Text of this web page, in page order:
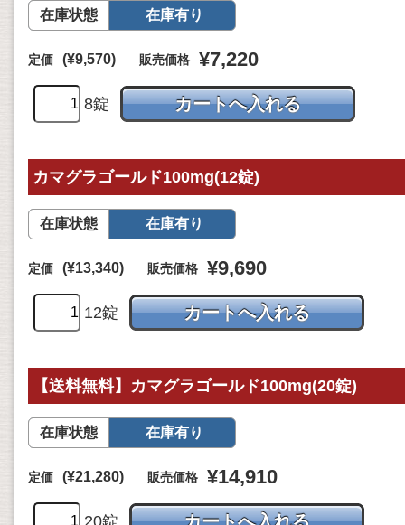
在庫状態 在庫有り
定価 (¥9,570) 販売価格 ¥7,220
8錠
カマグラゴールド100mg(12錠)
在庫状態 在庫有り
定価 (¥13,340) 販売価格 ¥9,690
12錠
【送料無料】カマグラゴールド100mg(20錠)
在庫状態 在庫有り
定価 (¥21,280) 販売価格 ¥14,910
20錠